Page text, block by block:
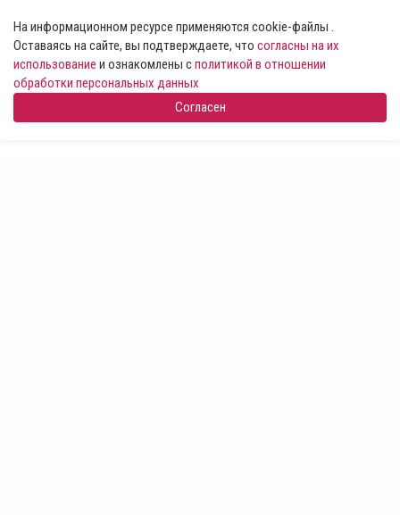
На информационном ресурсе применяются cookie-файлы .
Оставаясь на сайте, вы подтверждаете, что согласны на их
использование и ознакомлены сполитикой в отношении
обработки персональных данных
Согласен